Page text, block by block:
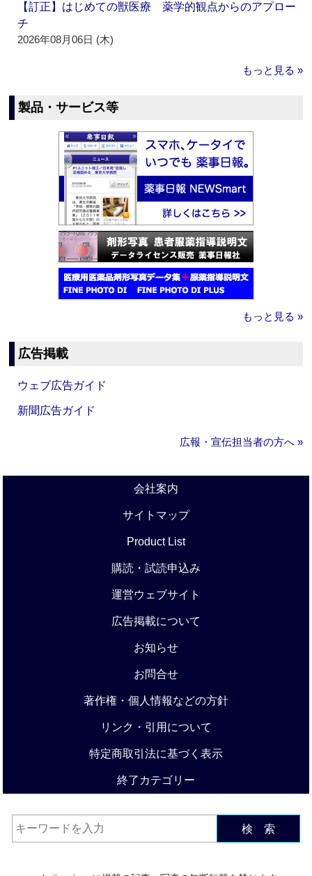
【訂正】はじめての獣医療 薬学的観点からのアプロー
チ
2026年08月06日 (木)
もっと見る »
製品・サービス等
もっと見る »
広告掲載
ウェブ広告ガイド
新聞広告ガイド
広報・宣伝担当者の方へ »
会社案内
サイトマップ
Product List
購読・試読申込み
運営ウェブサイト
広告掲載について
お知らせ
お問合せ
著作権・個人情報などの方針
リンク・引用について
特定商取引法に基づく表示
終了カテゴリー
検 索